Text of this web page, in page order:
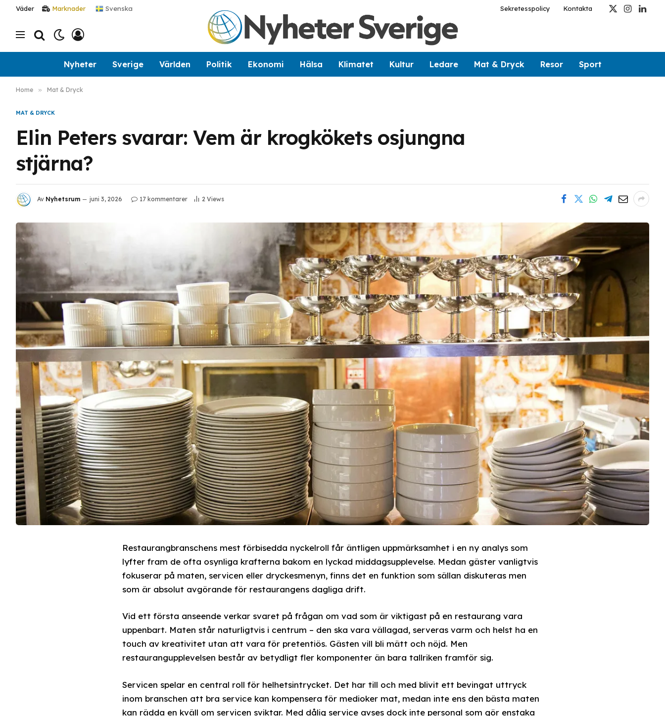
Väder Marknader Svenska Sekretesspolicy Kontakta
X
Instagram
Nyheter Sverige Världen Politik Ekonomi Hälsa Klimatet Kultur Ledare Mat & Dryck Resor Sport
Home » Mat & Dryck
MAT & DRYCK
Elin Peters svarar: Vem är krogkökets osjungna
stjärna?
Av Nyhetsrum juni 3, 2026 17 kommentarer 2 Views
Restaurangbranschens mest förbisedda nyckelroll får äntligen uppmärksamhet i en ny analys som
lyfter fram de ofta osynliga krafterna bakom en lyckad middagsupplevelse. Medan gäster vanligtvis
fokuserar på maten, servicen eller dryckesmenyn, finns det en funktion som sällan diskuteras men
som är absolut avgörande för restaurangens dagliga drift.
Vid ett första anseende verkar svaret på frågan om vad som är viktigast på en restaurang vara
uppenbart. Maten står naturligtvis i centrum – den ska vara vällagad, serveras varm och helst ha en
touch av kreativitet utan att vara för pretentiös. Gästen vill bli mätt och nöjd. Men
restaurangupplevelsen består av betydligt fler komponenter än bara tallriken framför sig.
Servicen spelar en central roll för helhetsintrycket. Det har till och med blivit ett bevingat uttryck
inom branschen att bra service kan kompensera för medioker mat, medan inte ens den bästa maten
kan rädda en kväll om servicen sviktar. Med dålig service avses dock inte personal som gör enstaka